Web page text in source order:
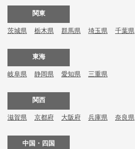
関東
茨城県 栃木県 群馬県 埼玉県 千葉県
東海
岐阜県 静岡県 愛知県 三重県
関西
滋賀県 京都府 大阪府 兵庫県 奈良県
中国・四国